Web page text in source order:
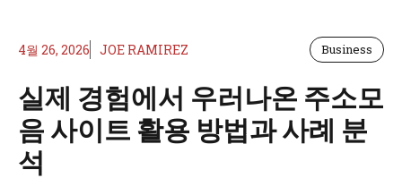
4월 26, 2026 JOE RAMIREZ Business
실제 경험에서 우러나온 주소모
음 사이트 활용 방법과 사례 분
석